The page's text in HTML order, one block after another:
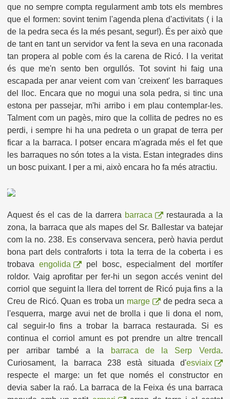
que no sempre compta regularment amb tots els membres
que el formen: sovint tenim l'agenda plena d'activitats ( i la
de la pedra seca és la més pesant, segur!). És per això que
de tant en tant un servidor va fent la seva en una raconada
tan propera al poble com és la carena de Ricó. I la veritat
és que me'n sento ben orgullós. Tot sovint hi faig una
escapada per anar veient com van 'creixent' les barraques
del lloc. Encara que no mogui una sola pedra, si tinc una
estona per passejar, m'hi arribo i em plau contemplar-les.
Talment com un pagès, miro que la collita de pedres no es
perdi, i sempre hi ha una pedreta o un grapat de terra per
ficar a la barraca. I potser encara m'agrada més el fet que
les barraques no són totes a la vista. Estan integrades dins
un bosc puixant. I per a mi, això encara ho fa més atractiu.
Aquest és el cas de la darrera barraca
restaurada a la
zona, la barraca que als mapes del Sr. Ballestar va batejar
com la no. 238. Es conservava sencera, però havia perdut
bona part dels contraforts i tota la terra de la coberta i es
trobavaengolida
pel bosc, especialment del mortífer
roldor. Vaig aprofitar per fer-hi un segon accés venint del
corriol que seguint la llera del torrent de Ricó puja fins a la
Creu de Ricó. Quan es troba un marge
de pedra seca a
l'esquerra, marge avui net de brolla i que li dona el nom,
cal seguir-lo fins a trobar la barraca restaurada. Si es
continua el corriol amunt es pot prendre un altre trencall
per arribar també a la
barraca de la Serp Verda.
Curiosament, la barraca 238 està situada d'esviaix
respecte el marge: un fet que només el constructor en
devia saber la raó. La barraca de la Feixa és una barraca